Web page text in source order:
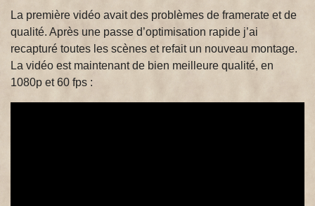
La première vidéo avait des problèmes de framerate et de
qualité. Après une passe d’optimisation rapide j’ai
recapturé toutes les scènes et refait un nouveau montage.
La vidéo est maintenant de bien meilleure qualité, en
1080p et 60 fps :